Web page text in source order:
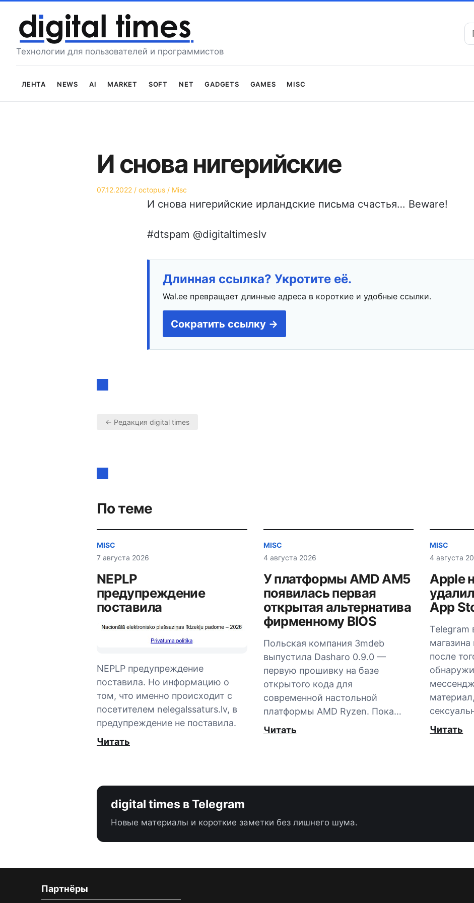
содержимому
Технологии для пользователей и программистов
Лента News AI Market Soft Net Gadgets Games Misc
И снова нигерийские
Опубликовано
07.12.2022 Автор
octopus
Опубликовано
Misc
И снова нигерийские ирландские письма счастья… Beware!
#dtspam @digitaltimeslv
Длинная ссылка? Укротите её.
Wal.ee превращает длинные адреса в короткие и удобные ссылки.
Сократить ссылку →
по
записям
← Редакция digital times
По теме
MISC
7 августа 2026
NEPLP
предупреждение
поставила
NEPLP предупреждение
поставила. Но информацию о
том, что именно происходит с
посетителем nelegalssaturs.lv, в
предупреждение не поставила.
Читать
MISC
4 августа 2026
У платформы AMD AM5
появилась первая
открытая альтернатива
фирменному BIOS
Польская компания 3mdeb
выпустила Dasharo 0.9.0 —
первую прошивку на базе
открытого кода для
современной настольной
платформы AMD Ryzen. Пока…
Читать
MISC
4 августа
Apple
App
Telegram
после
Читать
digital times в Telegram
Новые материалы и короткие заметки без лишнего шума.
Партнёры